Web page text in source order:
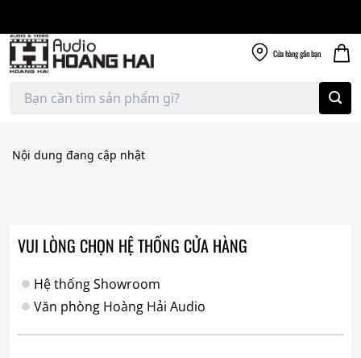
content
Cửa hànggần bạn
Tìm
kiếm:
Nội dung đang cập nhật
VUI LÒNG CHỌN HỆ THỐNG CỬA HÀNG
Hệ thống Showroom
Văn phòng Hoàng Hải Audio